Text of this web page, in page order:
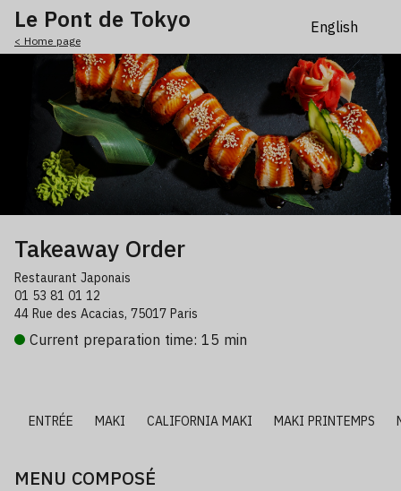
Le Pont de Tokyo
< Home page
Takeaway Order
Restaurant Japonais
01 53 81 01 12
44 Rue des Acacias, 75017 Paris
Current preparation time: 15 min
ENTRÉE MAKI CALIFORNIA MAKI MAKI PRINTEMPS
MENU COMPOSÉ